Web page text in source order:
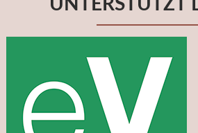
UNTERSTÜTZT